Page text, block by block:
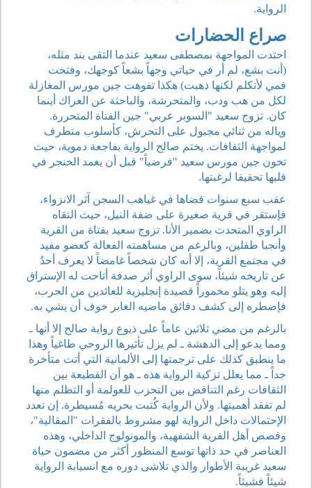
الرواية.
صراع الحضارات
احتدت المواجهة بمصطفى سعيد عندما التقى بند مثله،
(أنت بشع، لم أر في حياتي وجهاً بشعاً كوجهك، وفتحت
فمي لأتكلم لكنها ذهبت) هكذا تفوهت جين مورس المغازلة
لكل من هب ودب، والمتحرشة، والباحثة عن العراك أينما
كان. تزوج سعيد "السوبر عربي" جين الفتاة المتحررة.
وياله من ثنائي مجبول على التحرش، كأسلوب متطرف
لمواجهة الثقافات. يختم صالح الرواية بفاجعة دموية، حيث
تخون جين مورس سعيد "فرضياً" قبل أن يغمد الخنجر في
قلبها تحقيقا لرغبتها.
عقب سبع سنوات قضاها في غياهب السجن آثر الانزواء،
فإستقر في قرية صغيرة على ضفة النيل، حيث التقاه
الراوي المتحدث بضمير الأنا. تزوج سعيد بفتاة من القرية
وأنجبا طفلين، وبالرغم من مساهمته الفعالة كعضو مفيد
في مجتمع القرية، إلا أنه كان شخصاً غامضاً لا يعرف أحدُ
عن تاريخه شيئاً، سوى الراوي أثر صدفة أتاحت له الإستراق
إليه وهو يتلو مخموراً قصيدة إنجليزية للعائدين من الحرب،
فإضطره إلى كشف دقائق ماضيه الغابر خوف أن يشي به.
بالرغم من مضي ثلاثين عاماً على ذيوع رواية صالح إلا أنها ـ
ومما يدعو إلى الدهشة ـ لم يزل تأثيرها الروحي طاغياً وهذا
ما ينطبق كذلك على ترجمتها إلى الألمانية التي أتت متأخرة
جداً ـ مما يعلل تزكية الرواية هذه ـ هو أن القطيعة بين
الثقافات رغم التناقض بين التحزب للعولمة أو التظلم منها
لم تفقد أهميتها. ولأن الرواية كُتبت بحريه مُسيطرة. إن تعدد
الإحتمالات داخل الرواية لهو مشروط بالفقرات "المقالية"،
وقصص أهل القرية الشفهية، والمونولوج الداخلي، وهذه
العناصر في حد ذاتها توسع المنظور أكثر من مضمون حياة
سعيد غريبة الأطوار والذي تلاشى دوره مع انسيابة الرواية
شيئاً فشيئاً.